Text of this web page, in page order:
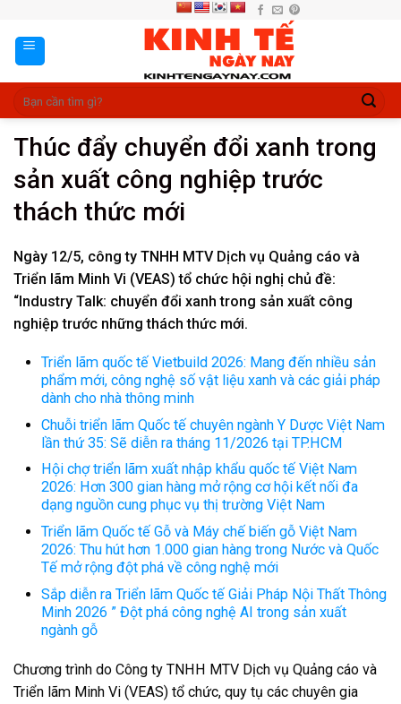
content
Thúc đẩy chuyển đổi xanh trong
sản xuất công nghiệp trước
thách thức mới
Ngày 12/5, công ty TNHH MTV Dịch vụ Quảng cáo và
Triển lãm Minh Vi (VEAS) tổ chức hội nghị chủ đề:
“Industry Talk: chuyển đổi xanh trong sản xuất công
nghiệp trước những thách thức mới.
Triển lãm quốc tế Vietbuild 2026: Mang đến nhiều sản
phẩm mới, công nghệ số vật liệu xanh và các giải pháp
dành cho nhà thông minh
Chuỗi triển lãm Quốc tế chuyên ngành Y Dược Việt Nam
lần thứ 35: Sẽ diễn ra tháng 11/2026 tại TP.HCM
Hội chợ triển lãm xuất nhập khẩu quốc tế Việt Nam
2026: Hơn 300 gian hàng mở rộng cơ hội kết nối đa
dạng nguồn cung phục vụ thị trường Việt Nam
Triển lãm Quốc tế Gỗ và Máy chế biến gỗ Việt Nam
2026: Thu hút hơn 1.000 gian hàng trong Nước và Quốc
Tế mở rộng đột phá về công nghệ mới
Sắp diễn ra Triển lãm Quốc tế Giải Pháp Nội Thất Thông
Minh 2026 ” Đột phá công nghệ AI trong sản xuất
ngành gỗ
Chương trình do Công ty TNHH MTV Dịch vụ Quảng cáo và
Triển lãm Minh Vi (VEAS) tổ chức, quy tụ các chuyên gia